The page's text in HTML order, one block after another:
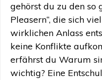
gehörst du zu den so
Pleasern“, die sich
wirklichen Anlass
keine Konflikte
erfährst du Warum
wichtig? Eine